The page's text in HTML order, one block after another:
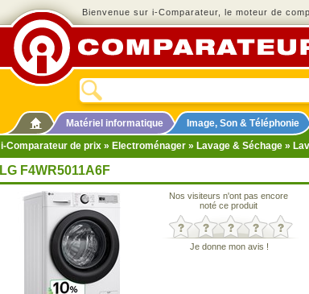
Bienvenue sur i-Comparateur, le moteur de
Matériel informatique Image, Son & Téléphonie
i-Comparateur de prix » Electroménager » Lavage & Séchage »
LG F4WR5011A6F
Nos visiteurs n'ont pas encore
noté ce produit
Je donne mon avis !